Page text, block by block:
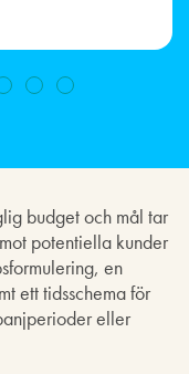
budget och mål tar
potentiella kunder
en
ett tidsschema för
eller